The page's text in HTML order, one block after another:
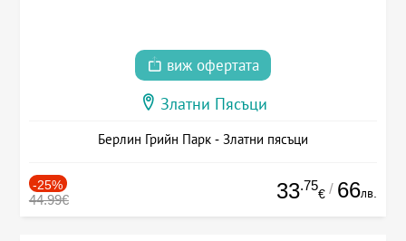
виж офертата
Златни Пясъци
Берлин Грийн Парк - Златни пясъци
-25%
44.99€ 33.75
€ / 66лв.